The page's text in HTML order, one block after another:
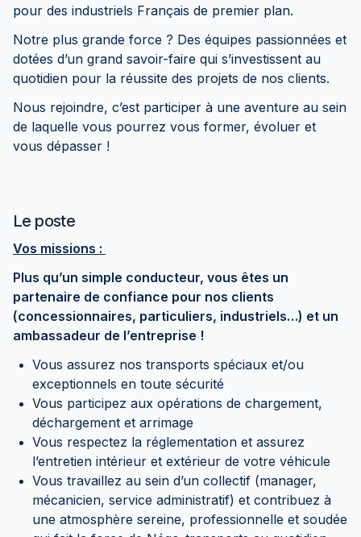
pour des industriels Français de premier plan.
Notre plus grande force ? Des équipes passionnées et
dotées d’un grand savoir-faire qui s’investissent au
quotidien pour la réussite des projets de nos clients.
Nous rejoindre, c’est participer à une aventure au sein
de laquelle vous pourrez vous former, évoluer et
vous dépasser !
Le poste
Vos missions :
Plus qu’un simple conducteur, vous êtes un
partenaire de confiance pour nos clients
(concessionnaires, particuliers, industriels…) et un
ambassadeur de l’entreprise !
Vous assurez nos transports spéciaux et/ou
exceptionnels en toute sécurité
Vous participez aux opérations de chargement,
déchargement et arrimage
Vous respectez la réglementation et assurez
l’entretien intérieur et extérieur de votre véhicule
Vous travaillez au sein d’un collectif (manager,
mécanicien, service administratif) et contribuez à
une atmosphère sereine, professionnelle et soudée